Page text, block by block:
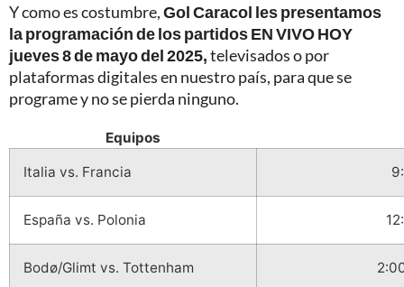
Y como es costumbre,Gol Caracol les presentamos
la programación de los partidos EN VIVO HOY
jueves 8 de mayo del 2025,televisados o por
plataformas digitales en nuestro país, para que se
programe y no se pierda ninguno.
Equipos
Italia vs. Francia
España vs. Polonia
Bodø/Glimt vs. Tottenham